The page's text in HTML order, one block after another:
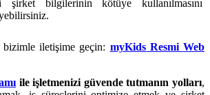
şirket bilgilerinin kötüye kullanılmasını
iletişime geçin: myKids Resmi Web
ile işletmenizi güvende tutmanın yolları,